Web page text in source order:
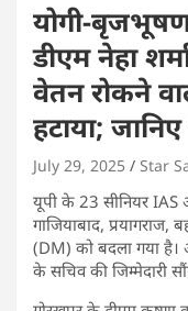
योगी-
डीएम नेहा
वेतन रोकने
हटाया;
July 29, 2025 Star
यूपी के 23 सीनियर IAS
गाजियाबाद, प्रयागराज,
(DM) को बदला गया है।
के सचिव की जिम्मेदारी